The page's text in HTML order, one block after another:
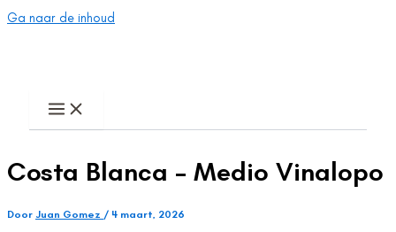
Ga naar de inhoud
Costa Blanca – Medio Vinalopo
Door Juan Gomez / 4 maart, 2026